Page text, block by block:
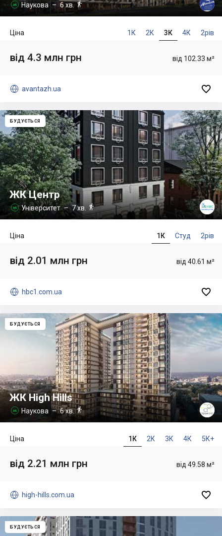
 Наукова– 6 хв.
1К 2К 3К 4К 2рів
Ціна
від 102.33 м²
від 4.3 млн грн
 avantazh.ua 
БУДУЄТЬСЯ
ЖК Центр
 Університет– 7 хв. 
1К Студ 2рів
Ціна
від 40.61 м²
від 2.01 млн грн
 hbc1.com.ua 
БУДУЄТЬСЯ
ЖК High Hills
 Наукова – 6 хв.
1К 2К 3К 4К 5К+
Ціна
від 49.58 м²
від 2.21 млн грн
 high-hills.com.ua 
БУДУЄТЬСЯ